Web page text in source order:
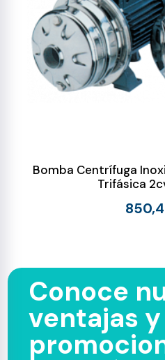
Bomba Centrífuga
Trifásica
Conoce
ventajas y